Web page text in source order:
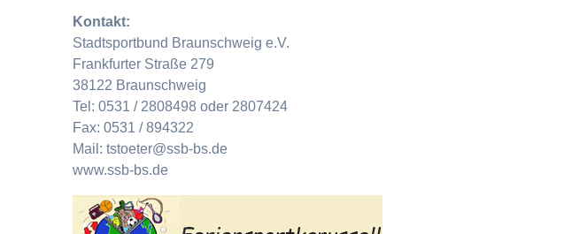
Kontakt:
Stadtsportbund Braunschweig e.V.
Frankfurter Straße 279
38122 Braunschweig
Tel: 0531 / 2808498 oder 2807424
Fax: 0531 / 894322
Mail: tstoeter@ssb-bs.de
www.ssb-bs.de